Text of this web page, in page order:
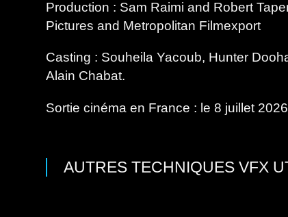
Production : Sam Raimi and Robert
Pictures and Metropolitan Filmexport
Casting : Souheila Yacoub, Hunter
Alain Chabat.
Sortie cinéma en France : le 8 juillet 2026
AUTRES TECHNIQUES VFX